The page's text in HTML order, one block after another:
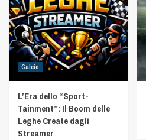
Calcio
L’Era dello “Sport-
Tainment”: Il Boom delle
Leghe Create dagli
Streamer